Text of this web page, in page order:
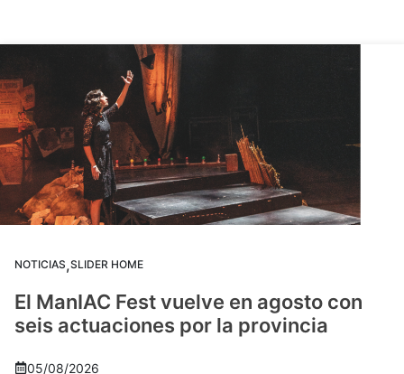
NOTICIAS,SLIDER HOME
El ManIAC Fest vuelve en agosto con
seis actuaciones por la provincia
05/08/2026